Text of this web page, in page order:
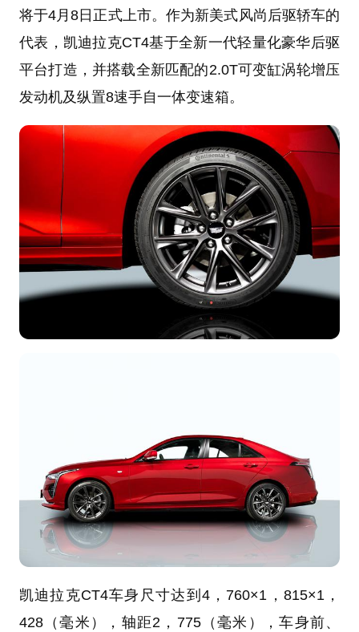
将于4月8日正式上市。作为新美式风尚后驱轿车的
代表，凯迪拉克CT4基于全新一代轻量化豪华后驱
平台打造，并搭载全新匹配的2.0T可变缸涡轮增压
发动机及纵置8速手自一体变速箱。
凯迪拉克CT4车身尺寸达到4，760×1，815×1，
428（毫米），轴距2，775（毫米），车身前、